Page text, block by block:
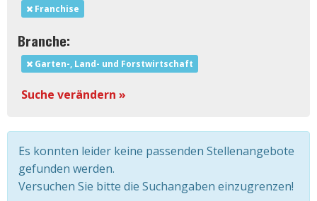
Franchise
Branche:
Garten-, Land- und Forstwirtschaft
Suche verändern »
Es konnten leider keine passenden Stellenangebote
gefunden werden.
Versuchen Sie bitte die Suchangaben einzugrenzen!